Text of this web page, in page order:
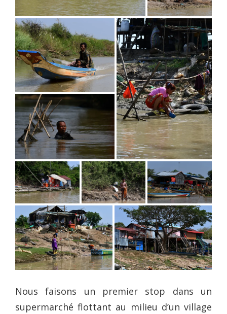
Nous faisons un premier stop dans un
supermarché flottant au milieu d’un village